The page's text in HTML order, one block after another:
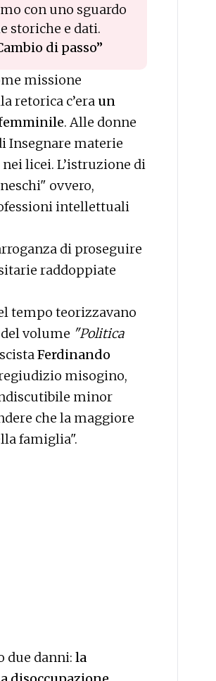
con uno sguardo
storiche e dati.
di passo”
missione
retorica c’era un
. Alle donne
Insegnare materie
licei. L’istruzione di
ovvero,
intellettuali
di proseguire
raddoppiate
tempo teorizzavano
volume "Politica
Ferdinando
misogino,
minor
che la maggiore
famiglia".
due danni: la